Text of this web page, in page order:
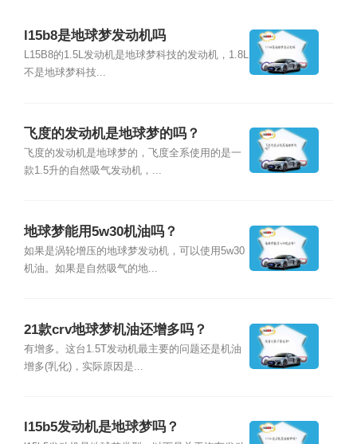
l15b8是地球梦发动机吗
L15B8的1.5L发动机是地球梦科技的发动机，1.8L
不是地球梦科技...
飞度的发动机是地球梦的吗？
飞度的发动机是地球梦的，飞度全系使用的是一
款1.5升的自然吸气发动机，...
地球梦能用5w30机油吗？
如果是涡轮增压的地球梦发动机，可以使用5w30
机油。如果是自然吸气的地...
21款crv地球梦机油还增多吗？
有增多。这台1.5T发动机最主要的问题还是机油
增多(乳化)，实际原因是...
l15b5发动机是地球梦吗？